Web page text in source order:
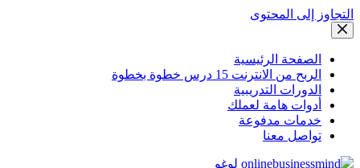
التجاوز إلى المحتوى
الصفحة الرئيسية
الربح من الانترنت 15 درس خطوة بخطوة
الدورات التدريبية
أدوات هامة لعملك
خدمات مدفوعة
تواصل معنا